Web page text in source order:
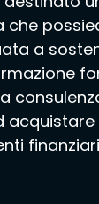
che
a